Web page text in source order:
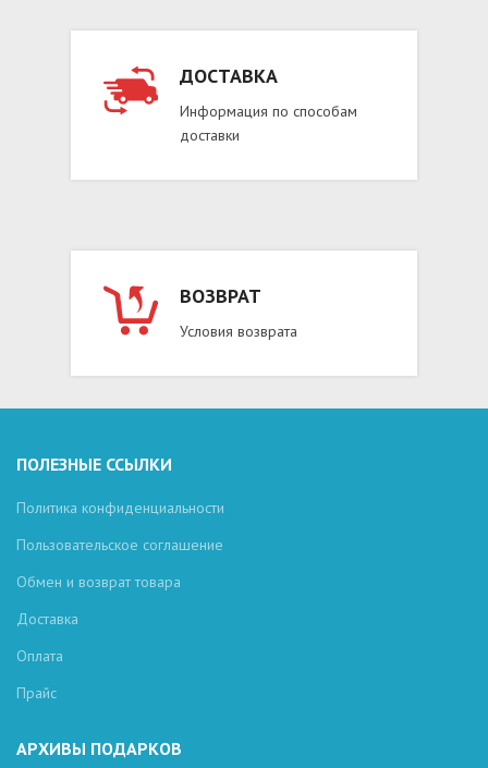
ДОСТАВКА
Информация по способам
доставки
ВОЗВРАТ
Условия возврата
ПОЛЕЗНЫЕ ССЫЛКИ
Политика конфиденциальности
Пользовательское соглашение
Обмен и возврат товара
Доставка
Оплата
Прайс
АРХИВЫ ПОДАРКОВ